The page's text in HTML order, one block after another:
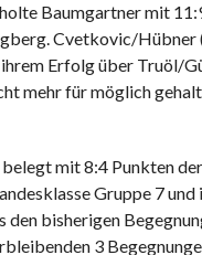
Baumgartner mit
Cvetkovic/Hübner
Erfolg über Truöl/
mehr für möglich
mit 8:4 Punkten
Gruppe 7
den bisherigen
3